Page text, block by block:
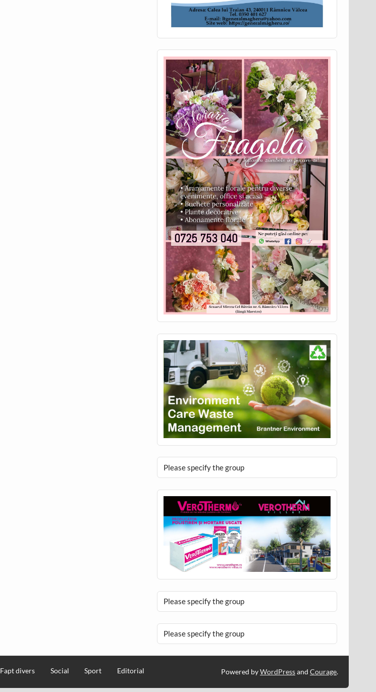
Please specify the group
Please specify the group
Please specify the group
Fapt divers Social Sport Editorial Powered byWordPressand Courage.